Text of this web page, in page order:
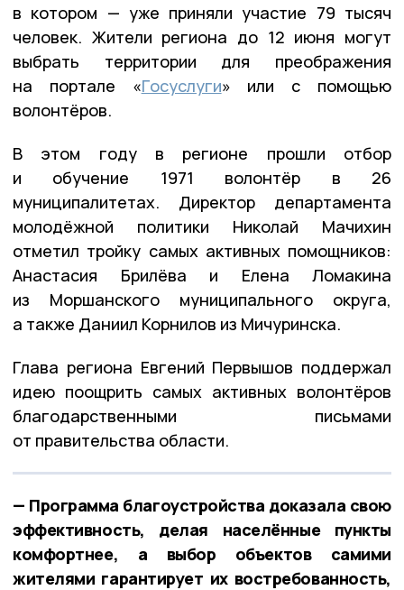
в котором — уже приняли участие 79 тысяч
человек. Жители региона до 12 июня могут
выбрать территории для преображения
на портале «Госуслуги» или с помощью
волонтёров.
В этом году в регионе прошли отбор
и обучение 1971 волонтёр в 26
муниципалитетах. Директор департамента
молодёжной политики Николай Мачихин
отметил тройку самых активных помощников:
Анастасия Брилёва и Елена Ломакина
из Моршанского муниципального округа,
а также Даниил Корнилов из Мичуринска.
Глава региона Евгений Первышов поддержал
идею поощрить самых активных волонтёров
благодарственными письмами
от правительства области.
— Программа благоустройства доказала свою
эффективность, делая населённые пункты
комфортнее, а выбор объектов самими
жителями гарантирует их востребованность,